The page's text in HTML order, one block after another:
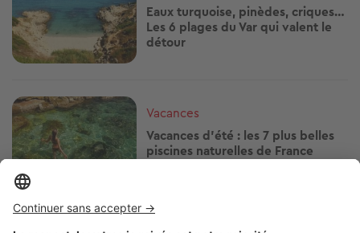
Eaux turquoise, pinèdes, criques…
Les 6 plages du Var qui valent le
détour
Image
Vacances
Vacances d’été : les 7 plus belles
piscines naturelles de France
Image